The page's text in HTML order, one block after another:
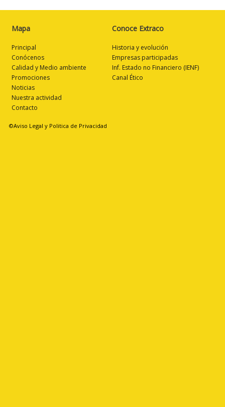
Mapa
Principal
Conócenos
Calidad y Medio ambiente
Promociones
Noticias
Nuestra actividad
Contacto
Conoce Extraco
Historia y evolución
Empresas participadas
Inf. Estado no Financiero (IENF)
Canal Ético
©Aviso Legal y Politica de Privacidad